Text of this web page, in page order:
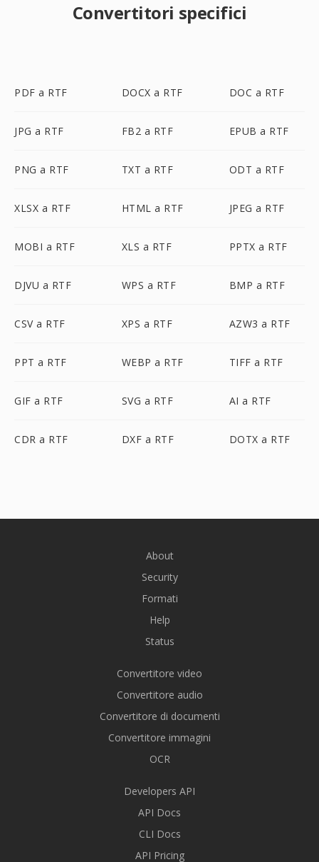
Convertitori specifici
PDF a RTF DOCX a RTF DOC a RTF
JPG a RTF FB2 a RTF EPUB a RTF
PNG a RTF TXT a RTF ODT a RTF
XLSX a RTF HTML a RTF JPEG a RTF
MOBI a RTF XLS a RTF PPTX a RTF
DJVU a RTF WPS a RTF BMP a RTF
CSV a RTF XPS a RTF AZW3 a RTF
PPT a RTF WEBP a RTF TIFF a RTF
GIF a RTF SVG a RTF AI a RTF
CDR a RTF DXF a RTF DOTX a RTF
About
Security
Formati
Help
Status
Convertitore video
Convertitore audio
Convertitore di documenti
Convertitore immagini
OCR
Developers API
API Docs
CLI Docs
API Pricing